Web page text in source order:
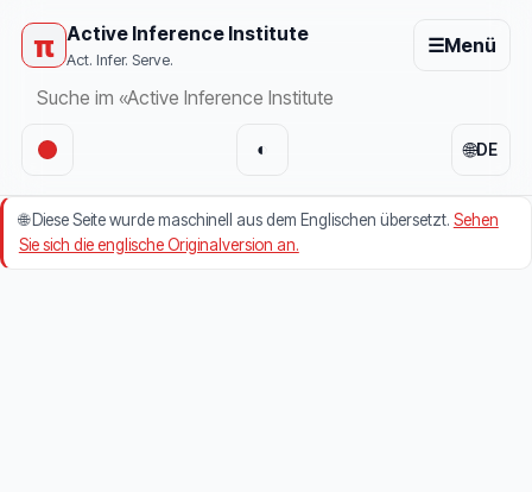
π Active Inference Institute
Act. Infer. Serve.
☰Menü
🌐DE
◐
🌐Diese Seite wurde maschinell aus dem Englischen übersetzt. Sehen
Sie sich die englische Originalversion an.